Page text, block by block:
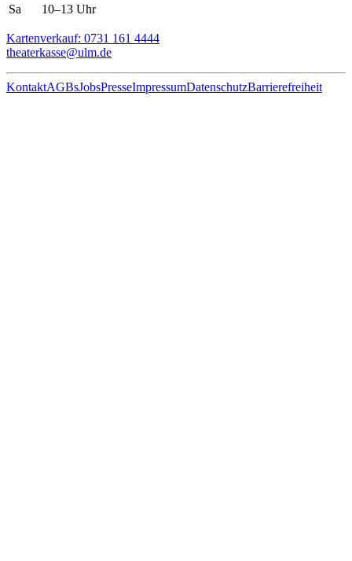
Sa
10–13 Uhr
Kartenverkauf: 0731 161 4444
theaterkasse@ulm.de
KontaktAGBsJobsPresseImpressumDatenschutzBarrierefreiheit